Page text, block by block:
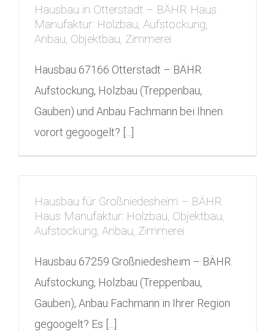
Hausbau in Otterstadt – BÄHR Haus
Manufaktur: Holzbau, Aufstockung,
Anbau, Objektbau, Zimmerei
Hausbau 67166 Otterstadt – BÄHR.
Aufstockung, Holzbau (Treppenbau,
Gauben) und Anbau Fachmann bei Ihnen
vorort gegoogelt? [...]
Hausbau für Großniedesheim – BÄHR
Haus Manufaktur: Holzbau, Objektbau,
Aufstockung, Anbau, Zimmerei
Hausbau 67259 Großniedesheim – BÄHR.
Aufstockung, Holzbau (Treppenbau,
Gauben), Anbau Fachmann in Ihrer Region
gegoogelt? Es [...]